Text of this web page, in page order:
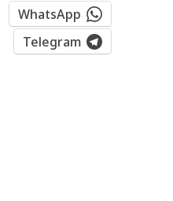
WhatsApp
Telegram